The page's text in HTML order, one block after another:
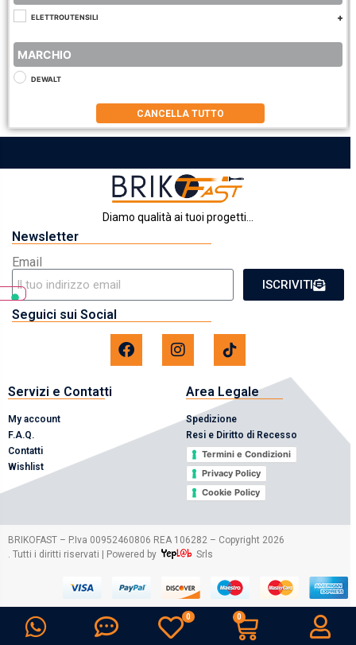
ELETTROUTENSILI
MARCHIO
DEWALT
CANCELLA TUTTO
Diamo qualità ai tuoi progetti...
Newsletter
Email
ISCRIVITI
Seguici sui Social
Servizi e Contatti
My account
F.A.Q.
Contatti
Wishlist
Area Legale
Spedizione
Resi e Diritto di Recesso
Termini e Condizioni
Privacy Policy
Cookie Policy
BRIKOFAST – P.Iva 00952460806 REA 106282 – Copyright 2026
. Tutti i diritti riservati | Powered by
Srls
0 0